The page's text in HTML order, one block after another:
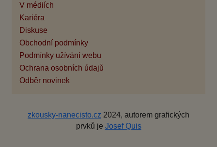
V médiích
Kariéra
Diskuse
Obchodní podmínky
Podmínky užívání webu
Ochrana osobních údajů
Odběr novinek
zkousky-nanecisto.cz 2024, autorem grafických
prvků je Josef Quis